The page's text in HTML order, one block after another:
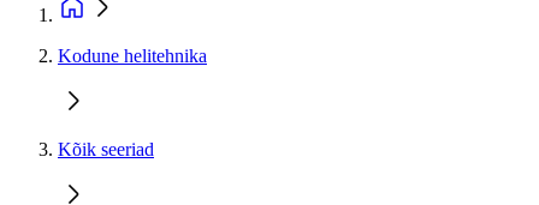
Kodune helitehnika
Kõik seeriad